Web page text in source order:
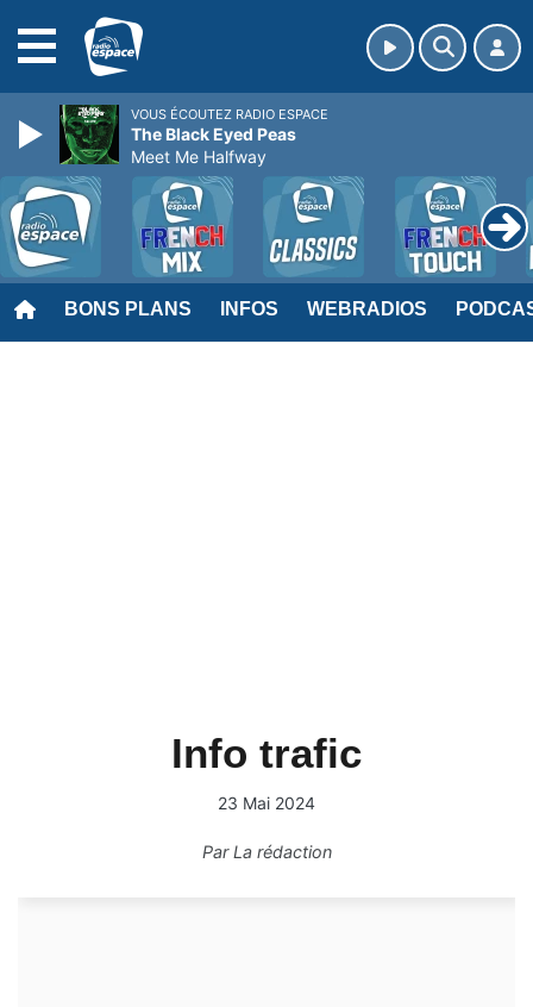
BONS PLANS INFOS WEBRADIOS
Info trafic
23 Mai 2024
ParLa rédaction
VOUS ÉCOUTEZ RADIO ESPACE
The Black Eyed Peas
Meet Me Halfway